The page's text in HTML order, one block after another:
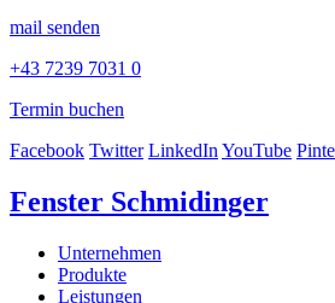
mail senden
+43 7239 7031 0
Termin buchen
Facebook Twitter LinkedInYouTube
Fenster Schmidinger
Unternehmen
Produkte
Leistungen